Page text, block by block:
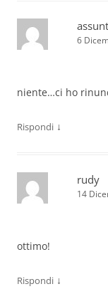
6
niente…ci ho
Rispondi ↓
rudy
14
ottimo!
Rispondi ↓